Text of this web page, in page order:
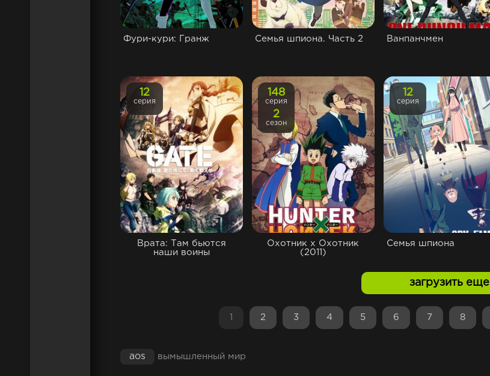
Фури-кури: Гранж Семья шпиона. Часть 2 Ванпанчмен
Врата: Там бьются
наши воины
12
серия
Охотник х Охотник
(2011)
148
серия
2
сезон
Семья шпиона
12
серия
загрузить еще
1 2 3 4 5 6 7 8
aos вымышленный мир